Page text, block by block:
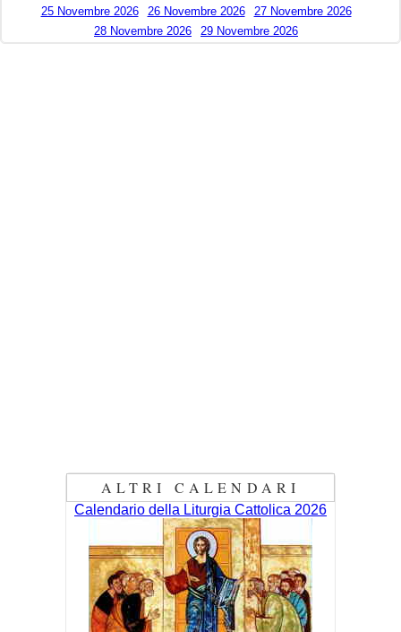
25 Novembre 2026 26 Novembre 2026
27 Novembre 2026
28 Novembre 2026
29 Novembre 2026
ALTRI CALENDARI
Calendario della Liturgia Cattolica 2026